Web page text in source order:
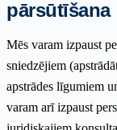
pārsūtīšana
Mēs varam izpaust
sniedzējiem
apstrādes līgumiem
varam arī izpaust